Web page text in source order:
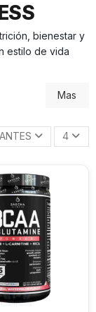
bienestar y
estilo de vida
Mas
4